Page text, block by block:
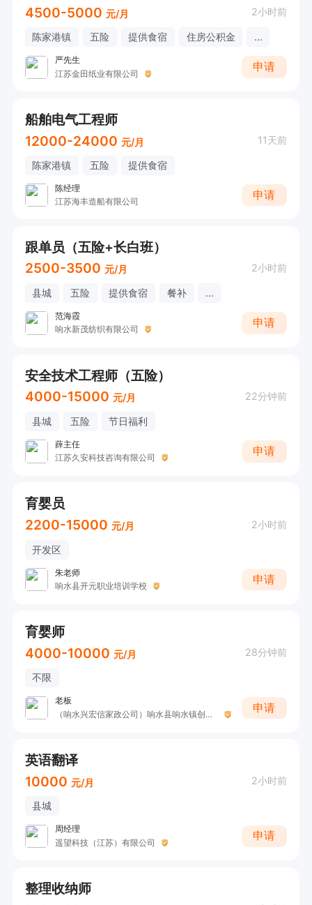
4500-5000 元/月 2小时前
陈家港镇 五险 提供食宿 住房公积金 ...
严先生
江苏金田纸业有限公司
申请
船舶电气工程师
12000-24000 元/月 11天前
陈家港镇 五险 提供食宿
陈经理
江苏海丰造船有限公司
申请
跟单员（五险+长白班）
2500-3500 元/月 2小时前
县城 五险 提供食宿 餐补 ...
范海霞
响水新茂纺织有限公司
申请
安全技术工程师（五险）
4000-15000 元/月 22分钟前
县城 五险 节日福利
薛主任
江苏久安科技咨询有限公司
申请
育婴员
2200-15000 元/月 2小时前
开发区
朱老师
响水县开元职业培训学校
申请
育婴师
4000-10000 元/月 28分钟前
不限
老板
（响水兴宏信家政公司）响水县响水镇创城家政服务部
申请
英语翻译
10000 元/月 2小时前
县城
周经理
遥望科技（江苏）有限公司
申请
整理收纳师